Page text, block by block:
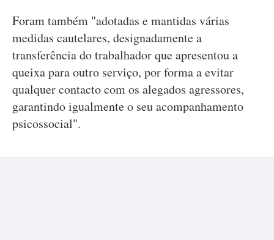
Foram também "adotadas e mantidas várias
medidas cautelares, designadamente a
transferência do trabalhador que apresentou a
queixa para outro serviço, por forma a evitar
qualquer contacto com os alegados agressores,
garantindo igualmente o seu acompanhamento
psicossocial".